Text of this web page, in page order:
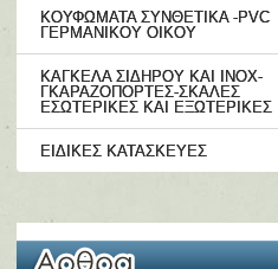
ΚΟΥΦΩΜΑΤΑ ΣΥΝΘΕΤΙΚΑ -PVC
ΓΕΡΜΑΝΙΚΟΥ ΟΙΚΟΥ
ΚΑΓΚΕΛΑ ΣΙΔΗΡΟΥ ΚΑΙ ΙΝΟΧ-
ΓΚΑΡΑΖΟΠΟΡΤΕΣ-ΣΚΑΛΕΣ
ΕΣΩΤΕΡΙΚΕΣ ΚΑΙ ΕΞΩΤΕΡΙΚΕΣ
ΕΙΔΙΚΕΣ ΚΑΤΑΣΚΕΥΕΣ